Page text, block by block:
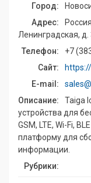
Город:
Адрес:
Ленинградская, д.
Телефон:
+7
Сайт:
E-mail:
Описание:
Taiga
устройства для
GSM, LTE, Wi-Fi,
платформу для
информации.
Рубрики: